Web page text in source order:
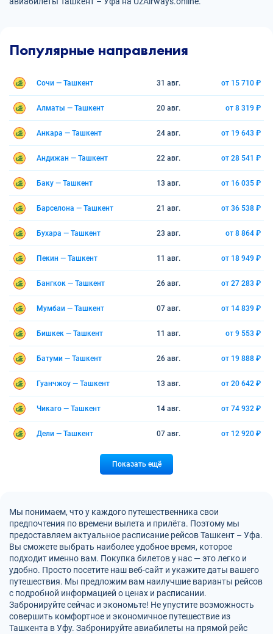
Популярные направления
Сочи — Ташкент 31 авг. от 15 710 ₽
Алматы — Ташкент 20 авг. от 8 319 ₽
Анкара — Ташкент 24 авг. от 19 643 ₽
Андижан — Ташкент 22 авг. от 28 541 ₽
Баку — Ташкент 13 авг. от 16 035 ₽
Барселона — Ташкент 21 авг. от 36 538 ₽
Бухара — Ташкент 23 авг. от 8 864 ₽
Пекин — Ташкент 11 авг. от 18 949 ₽
Бангкок — Ташкент 26 авг. от 27 283 ₽
Мумбаи — Ташкент 07 авг. от 14 839 ₽
Бишкек — Ташкент 11 авг. от 9 553 ₽
Батуми — Ташкент 26 авг. от 19 888 ₽
Гуанчжоу — Ташкент 13 авг. от 20 642 ₽
Чикаго — Ташкент 14 авг. от 74 932 ₽
Дели — Ташкент 07 авг. от 12 920 ₽
Показать ещё
Мы понимаем, что у каждого путешественника свои
предпочтения по времени вылета и прилёта. Поэтому мы
предоставляем актуальное расписание рейсов Ташкент – Уфа.
Вы сможете выбрать наиболее удобное время, которое
подходит именно вам. Покупка билетов у нас — это легко и
удобно. Просто посетите наш веб-сайт и укажите даты вашего
путешествия. Мы предложим вам наилучшие варианты рейсов
с подробной информацией о ценах и расписании.
Забронируйте сейчас и экономьте! Не упустите возможность
совершить комфортное и экономичное путешествие из
Ташкента в Уфу. Забронируйте авиабилеты на прямой рейс